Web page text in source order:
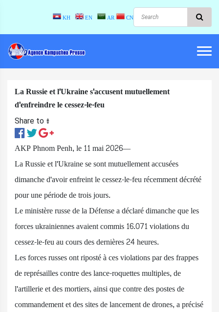
KH EN AR CN
La Russie et l'Ukraine s'accusent mutuellement
d'enfreindre le cessez-le-feu
Share to ៖​
AKP Phnom Penh, le 11 mai 2026—
La Russie et l'Ukraine se sont mutuellement accusées
dimanche d'avoir enfreint le cessez-le-feu récemment décrété
pour une période de trois jours.
Le ministère russe de la Défense a déclaré dimanche que les
forces ukrainiennes avaient commis 16.071 violations du
cessez-le-feu au cours des dernières 24 heures.
Les forces russes ont riposté à ces violations par des frappes
de représailles contre des lance-roquettes multiples, de
l'artillerie et des mortiers, ainsi que contre des postes de
commandement et des sites de lancement de drones, a précisé